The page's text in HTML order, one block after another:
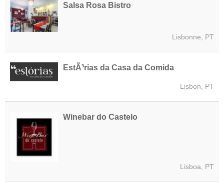
Salsa Rosa Bistro
Lisbonne, PT
EstÃ³rias da Casa da Comida
Lisbon, PT
Winebar do Castelo
Lisboa, PT